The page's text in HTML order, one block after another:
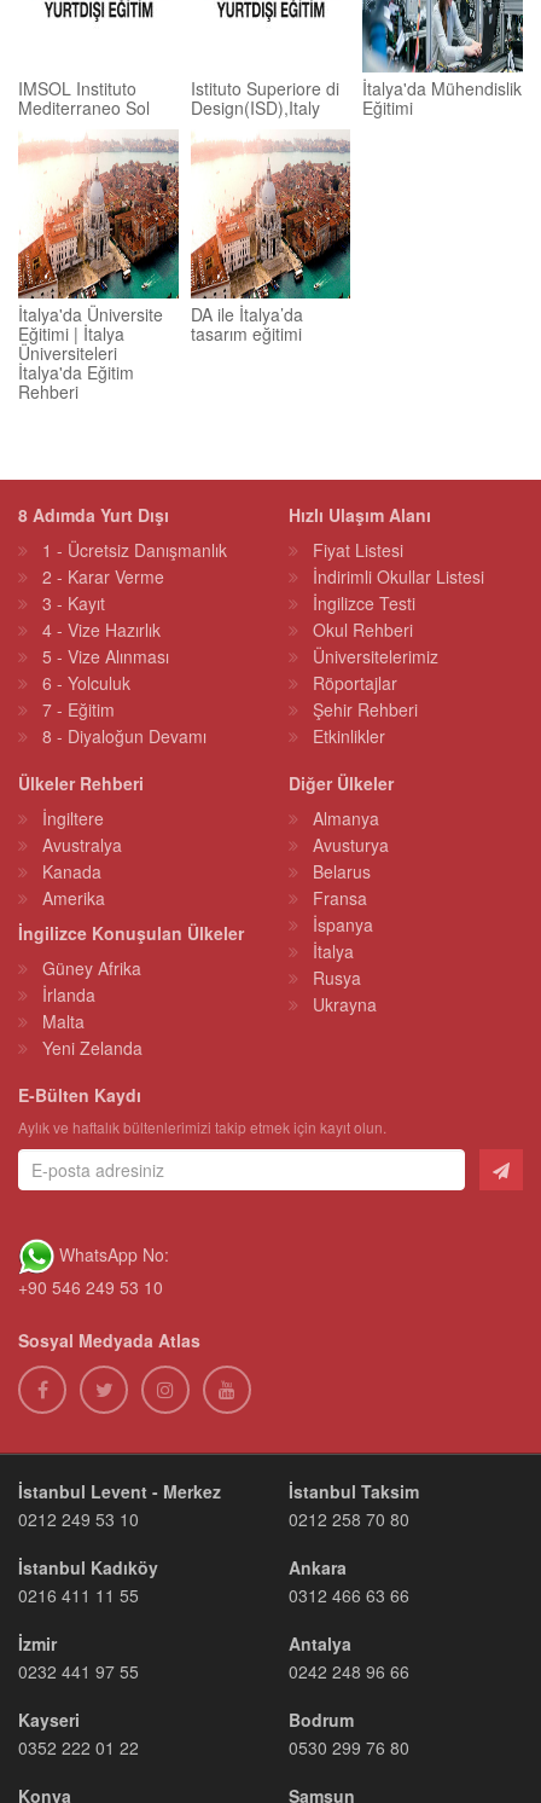
IMSOL Instituto
Mediterraneo Sol
Istituto Superiore di
Design(ISD),Italy
İtalya'da Mühendislik
Eğitimi
İtalya'da Üniversite
Eğitimi | İtalya
Üniversiteleri
İtalya'da Eğitim
Rehberi
DA ile İtalya’da
tasarım eğitimi
8 Adımda Yurt Dışı
1 - Ücretsiz Danışmanlık
2 - Karar Verme
3 - Kayıt
4 - Vize Hazırlık
5 - Vize Alınması
6 - Yolculuk
7 - Eğitim
8 - Diyaloğun Devamı
Hızlı Ulaşım Alanı
Fiyat Listesi
İndirimli Okullar Listesi
İngilizce Testi
Okul Rehberi
Üniversitelerimiz
Röportajlar
Şehir Rehberi
Etkinlikler
Ülkeler Rehberi
İngiltere
Avustralya
Kanada
Amerika
İngilizce Konuşulan Ülkeler
Güney Afrika
İrlanda
Malta
Yeni Zelanda
Diğer Ülkeler
Almanya
Avusturya
Belarus
Fransa
İspanya
İtalya
Rusya
Ukrayna
E-Bülten Kaydı
Aylık ve haftalık bültenlerimizi takip etmek için kayıt olun.
WhatsApp No:
+90 546 249 53 10
Sosyal Medyada Atlas
İstanbul Levent - Merkez
0212 249 53 10
İstanbul Taksim
0212 258 70 80
İstanbul Kadıköy
0216 411 11 55
Ankara
0312 466 63 66
İzmir
0232 441 97 55
Antalya
0242 248 96 66
Kayseri
0352 222 01 22
Bodrum
0530 299 76 80
Konya
Samsun